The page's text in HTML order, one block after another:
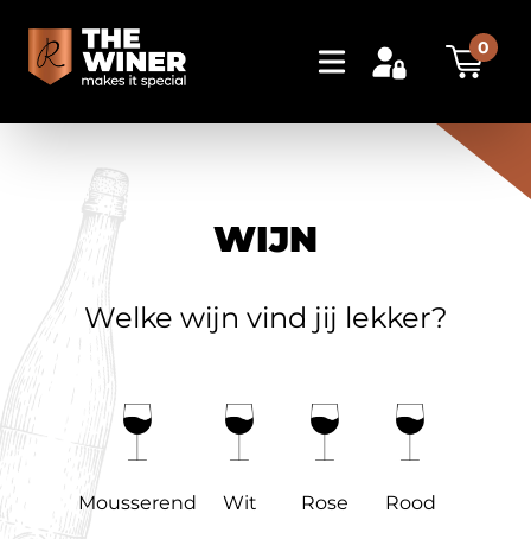
0
WIJN
Welke wijn vind jij lekker?
Mousserend Wit Rose Rood